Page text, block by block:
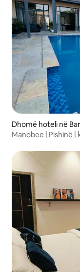
Dhomë hoteli në
Manobee | Pishinë |